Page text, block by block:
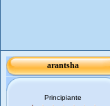
arantsha
Principiante